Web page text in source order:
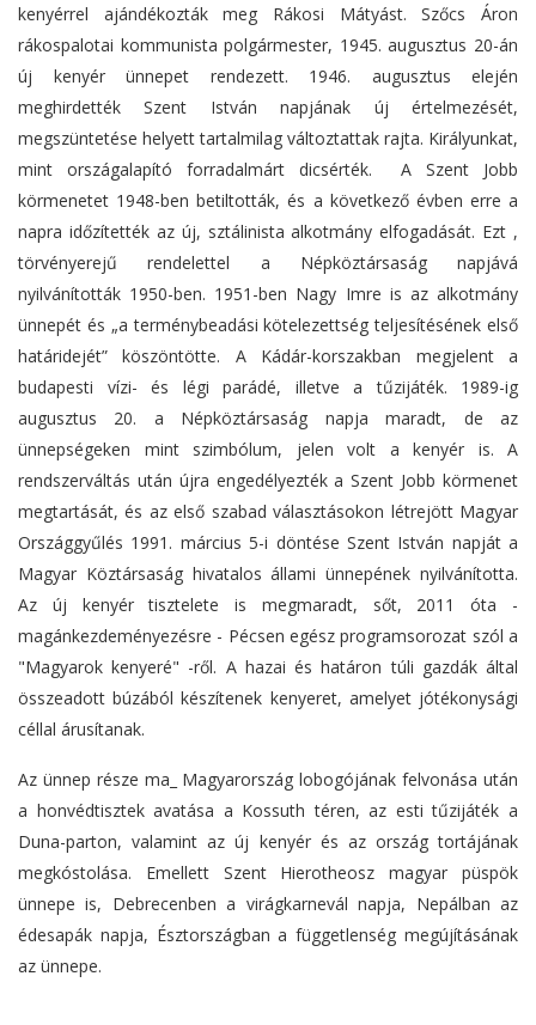
kenyérrel ajándékozták meg Rákosi Mátyást. Szőcs Áron
rákospalotai kommunista polgármester, 1945. augusztus 20-án
új kenyér ünnepet rendezett. 1946. augusztus elején
meghirdették Szent István napjának új értelmezését,
megszüntetése helyett tartalmilag változtattak rajta. Királyunkat,
mint országalapító forradalmárt dicsérték. A Szent Jobb
körmenetet 1948-ben betiltották, és a következő évben erre a
napra időzítették az új, sztálinista alkotmány elfogadását. Ezt ,
törvényerejű rendelettel a Népköztársaság napjává
nyilvánították 1950-ben. 1951-ben Nagy Imre is az alkotmány
ünnepét és „a terménybeadási kötelezettség teljesítésének első
határidejét” köszöntötte. A Kádár-korszakban megjelent a
budapesti vízi- és légi parádé, illetve a tűzijáték. 1989-ig
augusztus 20. a Népköztársaság napja maradt, de az
ünnepségeken mint szimbólum, jelen volt a kenyér is. A
rendszerváltás után újra engedélyezték a Szent Jobb körmenet
megtartását, és az első szabad választásokon létrejött Magyar
Országgyűlés 1991. március 5-i döntése Szent István napját a
Magyar Köztársaság hivatalos állami ünnepének nyilvánította.
Az új kenyér tisztelete is megmaradt, sőt, 2011 óta -
magánkezdeményezésre - Pécsen egész programsorozat szól a
"Magyarok kenyeré" -ről. A hazai és határon túli gazdák által
összeadott búzából készítenek kenyeret, amelyet jótékonysági
céllal árusítanak.
Az ünnep része ma_ Magyarország lobogójának felvonása után
a honvédtisztek avatása a Kossuth téren, az esti tűzijáték a
Duna-parton, valamint az új kenyér és az ország tortájának
megkóstolása. Emellett Szent Hierotheosz magyar püspök
ünnepe is, Debrecenben a virágkarnevál napja, Nepálban az
édesapák napja, Észtországban a függetlenség megújításának
az ünnepe.